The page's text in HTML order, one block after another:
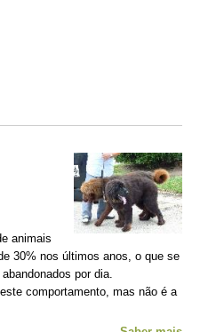
animais
30% nos últimos anos, o que se
por dia.
comportamento, mas não é a